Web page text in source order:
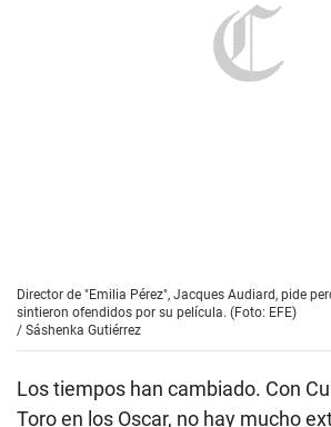
arriesgue a filmar una historia de
de Audiard por retratar una realidad
desde su perspectiva francesa no
todas las películas que hizo, por
Buñuel, un director bastante